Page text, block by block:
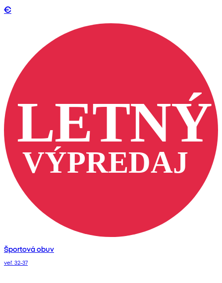
€
Športová obuv
veľ. 32-37